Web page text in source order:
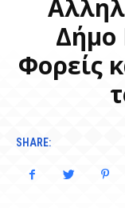
Δήμο
Φορείς
SHARE: